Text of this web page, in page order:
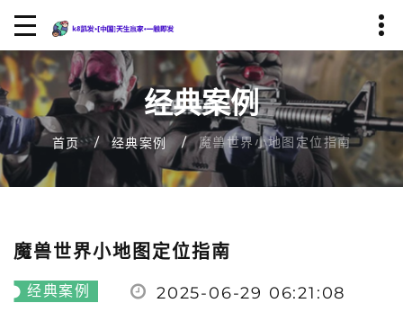
经典案例
首页 经典案例 魔兽世界小地图定位指南
魔兽世界小地图定位指南
经典案例 2025-06-29 06:21:08